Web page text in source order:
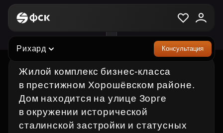
Рихард Консультация
ЖК «Рихард»
Жилой комплекс бизнес‑класса
в престижном Хорошёвском районе.
Дом находится на улице Зорге
в окружении исторической
сталинской застройки и статусных